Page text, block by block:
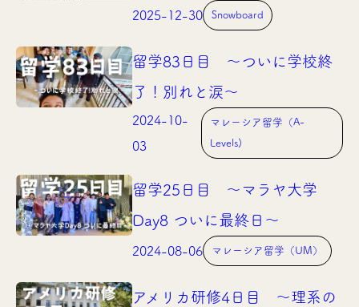
2025-12-30 Snowboard
留学83日目 〜ついに学校終
了！別れと涙〜
2024-10-
03
マレーシア留学（A-
Levels)
留学25日目 〜マラヤ大学
Day8 ついに最終日〜
2024-08-06 マレーシア留学（UM）
アメリカ研修4日目 〜理系の